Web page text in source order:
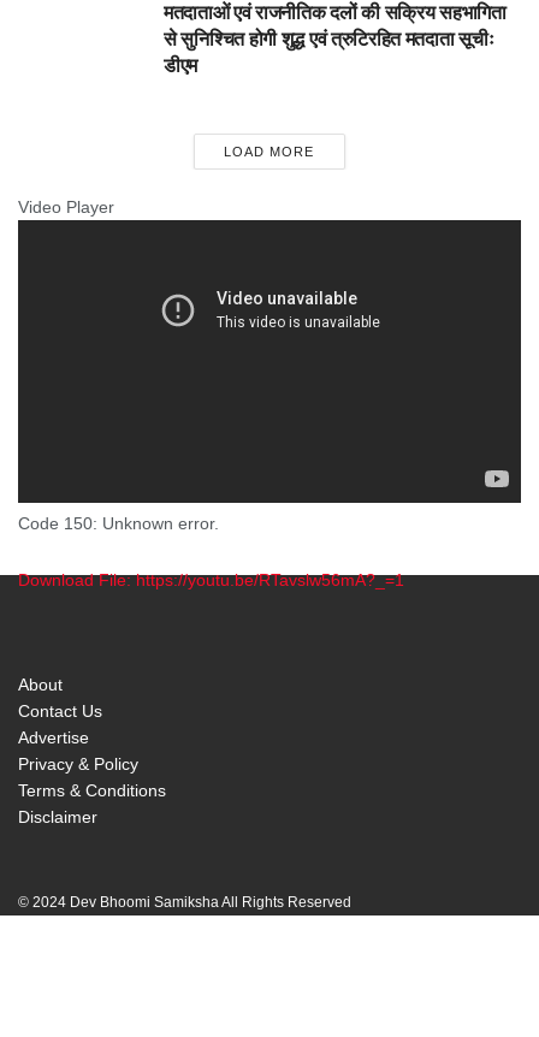
मतदाताओं एवं राजनीतिक दलों की सक्रिय सहभागिता
से सुनिश्चित होगी शुद्ध एवं त्रुटिरहित मतदाता सूचीः
डीएम
LOAD MORE
Video Player
Code 150: Unknown error.
Download File: https://youtu.be/RTavslw56mA?_=1
About
Contact Us
Advertise
Privacy & Policy
Terms & Conditions
Disclaimer
© 2024 Dev Bhoomi Samiksha All Rights Reserved